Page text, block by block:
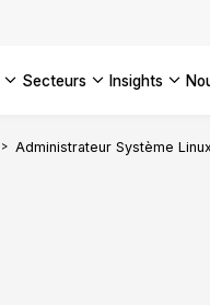
secteurs insights
VOIR
VOIR
Administrateur Système